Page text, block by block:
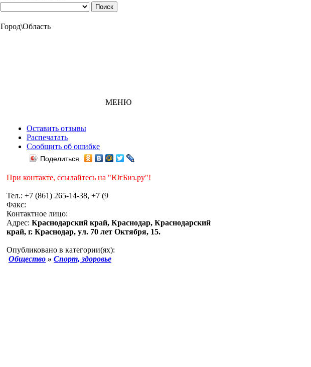
Город\Область
МЕНЮ
Оставить отзывы
Распечатать
Сообщить об ошибке
Поделиться
При контакте, ссылайтесь на "ЮгБиз.ру"!
Тел.: +7 (861) 265-14-38, +7 (9
Факс:
Контактное лицо:
Адрес: Краснодарский край, Краснодар, Краснодарский
край, г. Краснодар, ул. 70 лет Октября, 15.
Опубликовано в категории(ях):
Общество » Спорт, здоровье